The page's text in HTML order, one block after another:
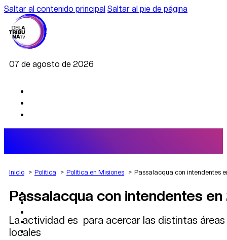
Saltar al contenido principal Saltar al pie de página
07 de agosto de 2026
AGRO
DEPORTES
POLÍTICA
CAMBIO CLIMÁTICO
Inicio Política Política en Misiones Passalacqua con intendentes
Passalacqua con intendentes
La actividad es para acercar las distintas
locales